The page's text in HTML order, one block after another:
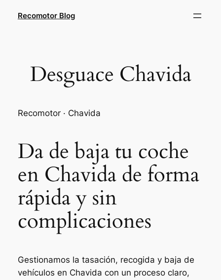
Recomotor Blog
Desguace Chavida
Recomotor · Chavida
Da de baja tu coche
en Chavida de forma
rápida y sin
complicaciones
Gestionamos la tasación, recogida y baja de
vehículos en Chavida con un proceso claro,